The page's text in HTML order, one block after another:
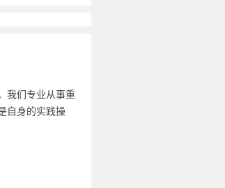
我们专业从事重
自身的实践操